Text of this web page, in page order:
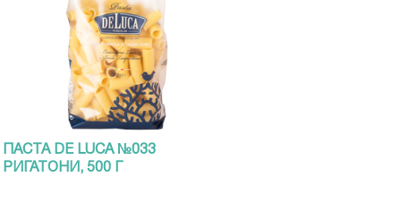
ПАСТА DE LUCA №033
РИГАТОНИ, 500 Г